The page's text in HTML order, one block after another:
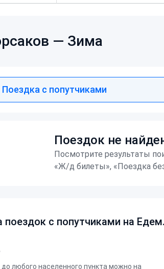
— Зима
Поездка с попутчиками
Поездок не
Посмотрите результаты
«Ж/д билеты», «Поездка
с попутчиками на
любого населенного пункта можно на